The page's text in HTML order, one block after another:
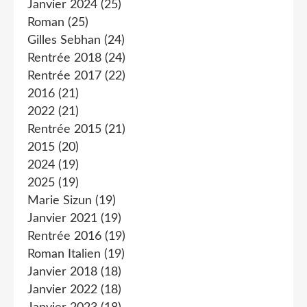
Janvier 2024 (25)
Roman (25)
Gilles Sebhan (24)
Rentrée 2018 (24)
Rentrée 2017 (22)
2016 (21)
2022 (21)
Rentrée 2015 (21)
2015 (20)
2024 (19)
2025 (19)
Marie Sizun (19)
Janvier 2021 (19)
Rentrée 2016 (19)
Roman Italien (19)
Janvier 2018 (18)
Janvier 2022 (18)